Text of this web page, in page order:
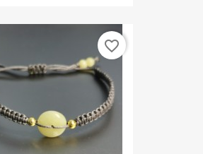
favorite_border